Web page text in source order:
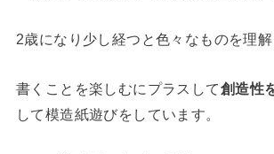
2歳になり少し経つと色々なものを理
書くことを楽しむにプラスして創造性
して模造紙遊びをしています。